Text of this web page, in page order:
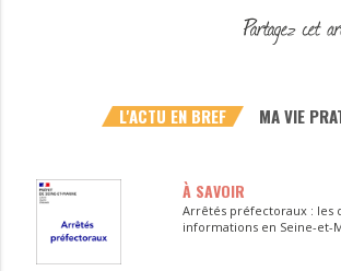
L'ACTU EN BREF MA VIE
À SAVOIR
Arrêtés préfectoraux : les
informations en Seine-et-